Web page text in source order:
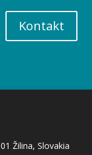
Kontakt
Žilina, Slovakia